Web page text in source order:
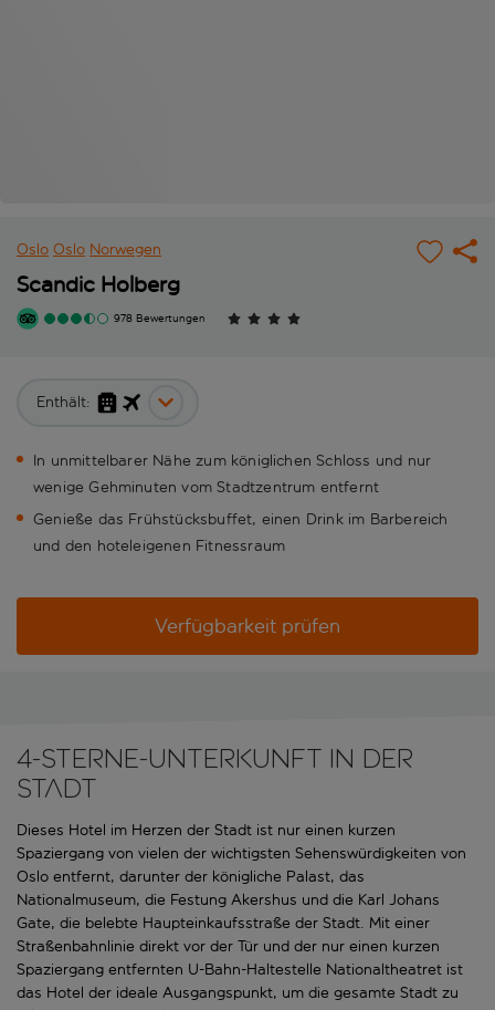
Oslo Oslo Norwegen
Scandic Holberg
978 Bewertungen
Enthält:
In unmittelbarer Nähe zum königlichen Schloss und nur
wenige Gehminuten vom Stadtzentrum entfernt
Genieße das Frühstücksbuffet, einen Drink im Barbereich
und den hoteleigenen Fitnessraum
Verfügbarkeit prüfen
4-Sterne-Unterkunft in der
Stadt
Dieses Hotel im Herzen der Stadt ist nur einen kurzen
Spaziergang von vielen der wichtigsten Sehenswürdigkeiten von
Oslo entfernt, darunter der königliche Palast, das
Nationalmuseum, die Festung Akershus und die Karl Johans
Gate, die belebte Haupteinkaufsstraße der Stadt. Mit einer
Straßenbahnlinie direkt vor der Tür und der nur einen kurzen
Spaziergang entfernten U-Bahn-Haltestelle Nationaltheatret ist
das Hotel der ideale Ausgangspunkt, um die gesamte Stadt zu